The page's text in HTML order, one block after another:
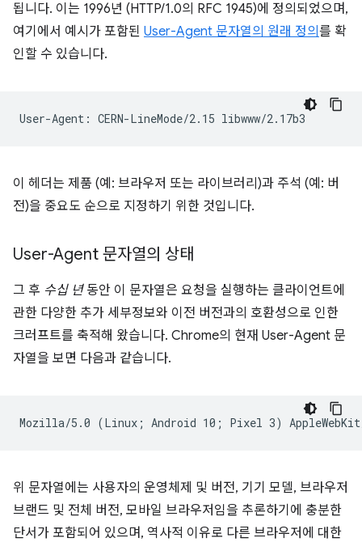
됩니다. 이는 1996년 (HTTP/1.0의 RFC 1945)에 정의되었으며,
여기에서 예시가 포함된 User-Agent 문자열의 원래 정의 를 확
인할 수 있습니다.
이 헤더는 제품 (예: 브라우저 또는 라이브러리)과 주석 (예: 버
전)을 중요도 순으로 지정하기 위한 것입니다.
User-Agent 문자열의 상태
그 후 수십 년동안 이 문자열은 요청을 실행하는 클라이언트에
관한 다양한 추가 세부정보와 이전 버전과의 호환성으로 인한
크러프트를 축적해 왔습니다. Chrome의 현재 User-Agent 문
자열을 보면 다음과 같습니다.
위 문자열에는 사용자의 운영체제 및 버전, 기기 모델, 브라우저
브랜드 및 전체 버전, 모바일 브라우저임을 추론하기에 충분한
단서가 포함되어 있으며, 역사적 이유로 다른 브라우저에 대한